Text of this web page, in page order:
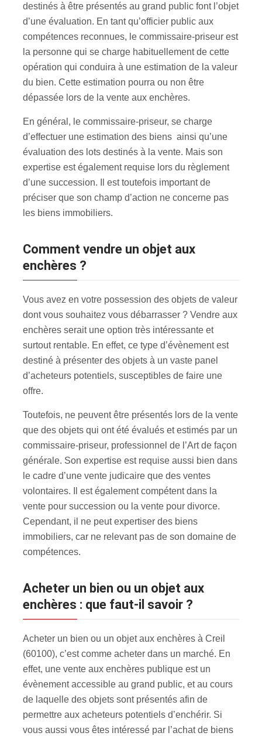
destinés à être présentés au grand public font l’objet
d’une évaluation. En tant qu’officier public aux
compétences reconnues, le commissaire-priseur est
la personne qui se charge habituellement de cette
opération qui conduira à une estimation de la valeur
du bien. Cette estimation pourra ou non être
dépassée lors de la vente aux enchères.
En général, le commissaire-priseur, se charge
d’effectuer une estimation des biens ainsi qu’une
évaluation des lots destinés à la vente. Mais son
expertise est également requise lors du règlement
d’une succession. Il est toutefois important de
préciser que son champ d’action ne concerne pas
les biens immobiliers.
Comment vendre un objet aux
enchères ?
Vous avez en votre possession des objets de valeur
dont vous souhaitez vous débarrasser ? Vendre aux
enchères serait une option très intéressante et
surtout rentable. En effet, ce type d’évènement est
destiné à présenter des objets à un vaste panel
d’acheteurs potentiels, susceptibles de faire une
offre.
Toutefois, ne peuvent être présentés lors de la vente
que des objets qui ont été évalués et estimés par un
commissaire-priseur, professionnel de l’Art de façon
générale. Son expertise est requise aussi bien dans
le cadre d’une vente judicaire que des ventes
volontaires. Il est également compétent dans la
vente pour succession ou la vente pour divorce.
Cependant, il ne peut expertiser des biens
immobiliers, car ne relevant pas de son domaine de
compétences.
Acheter un bien ou un objet aux
enchères : que faut-il savoir ?
Acheter un bien ou un objet aux enchères à Creil
(60100), c’est comme acheter dans un marché. En
effet, une vente aux enchères publique est un
évènement accessible au grand public, et au cours
de laquelle des objets sont présentés afin de
permettre aux acheteurs potentiels d’enchérir. Si
vous aussi vous êtes intéressé par l’achat de biens